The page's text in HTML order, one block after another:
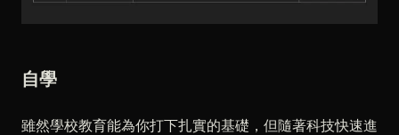
自學
雖然學校教育能為你打下扎實的基礎，但隨著科技快速進